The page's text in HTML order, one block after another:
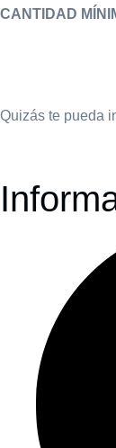
CANTIDAD
Quizás te pueda